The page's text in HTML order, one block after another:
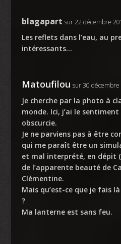
blagapart sur 22 décembre
Les reflets dans l’eau, au
intéressants…
Matoufilou sur 30
Je cherche par la photo à
monde. Ici, j’ai le sentiment
obscurcie.
Je ne parviens pas à être
qui me paraît être un
et mal interprété, en dépit
de l’apparente beauté de
Clémentine.
Mais qu’est-ce que je fais
?
Ma lanterne est sans feu.